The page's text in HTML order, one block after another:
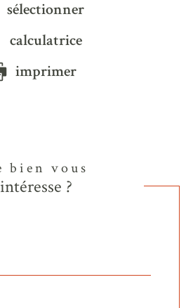
sélectionner
calculatrice
imprimer
bien vous
intéresse ?